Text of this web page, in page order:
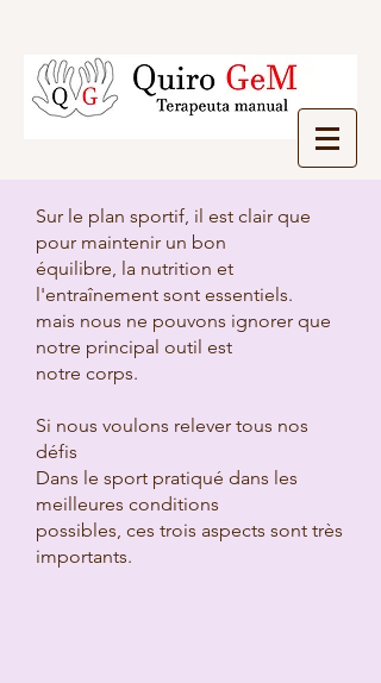
Sur le plan sportif, il est clair que
pour maintenir un bon
équilibre, la nutrition et
l'entraînement sont essentiels.
mais nous ne pouvons ignorer que
notre principal outil est
notre corps.
Si nous voulons relever tous nos
défis
Dans le sport pratiqué dans les
meilleures conditions
possibles, ces trois aspects sont très
importants.